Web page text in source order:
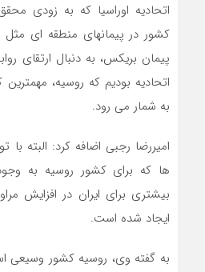
کشور در پیمانهای منطقه ای مثل
پیمان بریکس، به دنبال ارتقای
اتحادیه بودیم که روسیه،
به شمار می رود.
امیررضا رجبی اضافه کرد: البته
ها که برای کشور روسیه به
بیشتری برای ایران در افزایش
ایجاد شده است.
به گفته وی، روسیه کشور وسیعی